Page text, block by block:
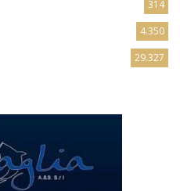
314
4.350
29.327